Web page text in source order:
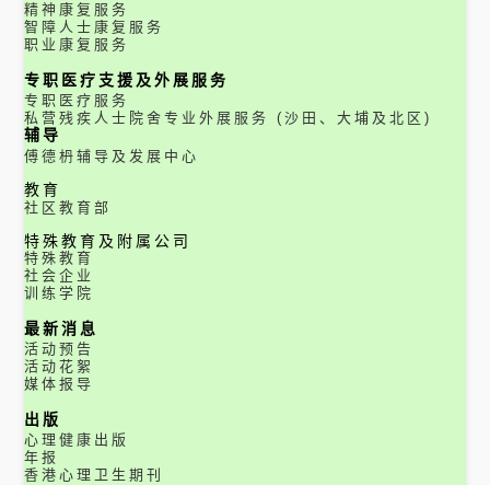
精神康复服务
智障人士康复服务
职业康复服务
专职医疗支援及外展服务
专职医疗服务
私营残疾人士院舍专业外展服务 (沙田、大埔及北区)
辅导
傅德枬辅导及发展中心
教育
社区教育部
特殊教育及附属公司
特殊教育
社会企业
训练学院
最新消息
活动预告
活动花絮
媒体报导
出版
心理健康出版
年报
香港心理卫生期刊